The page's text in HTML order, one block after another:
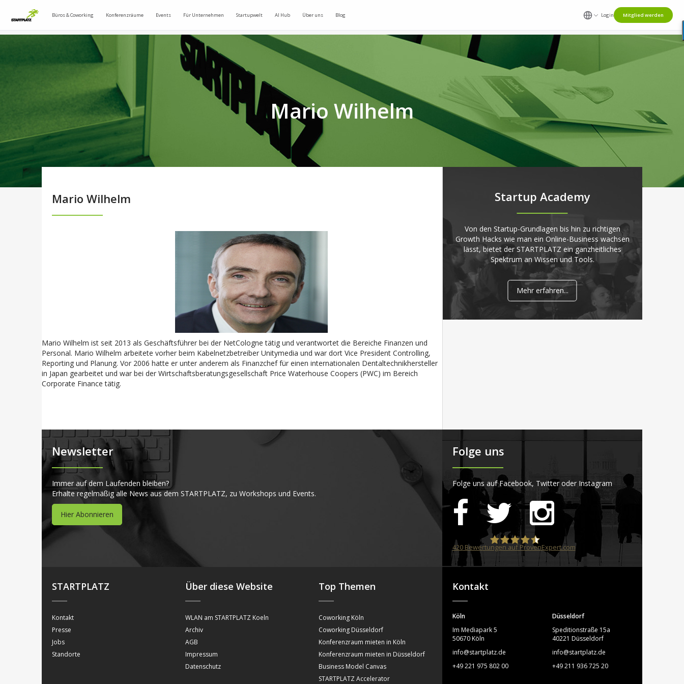
Büros & Coworking Konferenzräume Events Für Unternehmen Startupwelt AI Hub Über uns Blog Login Mitglied werden
Mario Wilhelm
Mario Wilhelm
Mario Wilhelm ist seit 2013 als Geschäftsführer bei der NetCologne tätig und verantwortet die Bereiche Finanzen und
Personal. Mario Wilhelm arbeitete vorher beim Kabelnetzbetreiber Unitymedia und war dort Vice President Controlling,
Reporting und Planung. Vor 2006 hatte er unter anderem als Finanzchef für einen internationalen Dentaltechnikhersteller
in Japan gearbeitet und war bei der Wirtschaftsberatungsgesellschaft Price Waterhouse Coopers (PWC) im Bereich
Corporate Finance tätig.
Startup Academy
Von den Startup-Grundlagen bis hin zu richtigen
Growth Hacks wie man ein Online-Business wachsen
lässt, bietet der STARTPLATZ ein ganzheitliches
Spektrum an Wissen und Tools.
Mehr erfahren...
Newsletter
Immer auf dem Laufenden bleiben?
Erhalte regelmäßig alle News aus dem STARTPLATZ, zu Workshops und Events.
Hier Abonnieren
Folge uns
Folge uns auf Facebook, Twitter oder Instagram
STARTPLATZ
420Bewertungen auf ProvenExpert.com
STARTPLATZ
Kontakt
Presse
Jobs
Standorte
Über diese Website
WLAN am STARTPLATZ Koeln
Archiv
AGB
Impressum
Datenschutz
Top Themen
Coworking Köln
Coworking Düsseldorf
Konferenzraum mieten in Köln
Konferenzraum mieten in Düsseldorf
Business Model Canvas
STARTPLATZ Accelerator
Kontakt
Köln
Im Mediapark 5
50670 Köln
info@startplatz.de
+49 221 975 802 00
Düsseldorf
Speditionstraße 15a
40221 Düsseldorf
info@startplatz.de
+49 211 936 725 20